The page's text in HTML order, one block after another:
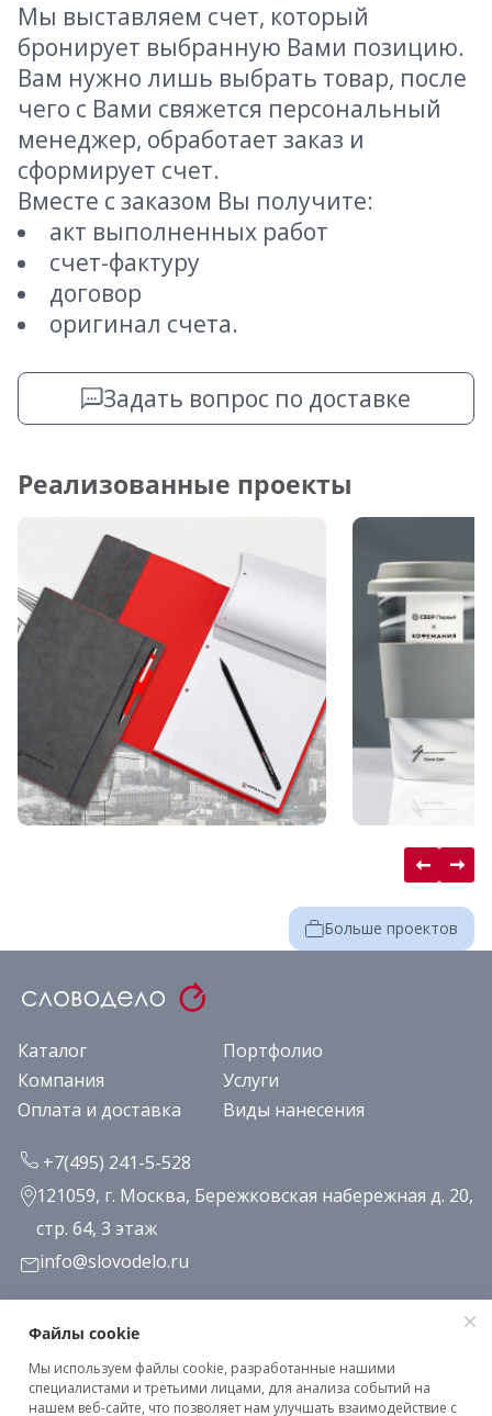
Мы выставляем счет, который
бронирует выбранную Вами позицию.
Вам нужно лишь выбрать товар, после
чего с Вами свяжется персональный
менеджер, обработает заказ и
сформирует счет.
Вместе с заказом Вы получите:
акт выполненных работ
счет-фактуру
договор
оригинал счета.
Задать вопрос по доставке
Реализованные проекты
Больше проектов
Каталог
Портфолио
Компания
Услуги
Оплата и доставка
Виды нанесения
+7(495) 241-5-528
121059, г. Москва, Бережковская набережная д. 20,
стр. 64, 3 этаж
info@slovodelo.ru
Заказать звонок
Подписаться на рассылку
Файлы cookie
Мы используем файлы cookie, разработанные нашими
специалистами и третьими лицами, для анализа событий на
нашем веб-сайте, что позволяет нам улучшать взаимодействие с